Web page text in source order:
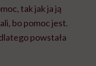
tak jak ja ją
bo pomoc jest.
powstała